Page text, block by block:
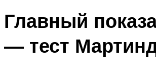
Главный
— тест